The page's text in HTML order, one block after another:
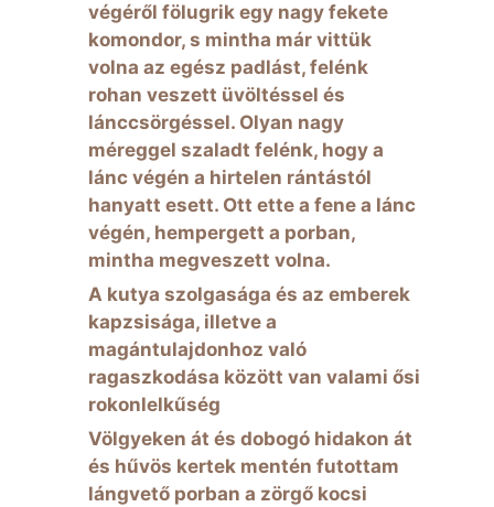
végéről fölugrik egy nagy fekete
komondor, s mintha már vittük
volna az egész padlást, felénk
rohan veszett üvöltéssel és
lánccsörgéssel. Olyan nagy
méreggel szaladt felénk, hogy a
lánc végén a hirtelen rántástól
hanyatt esett. Ott ette a fene a lánc
végén, hempergett a porban,
mintha megveszett volna.
A kutya szolgasága és az emberek
kapzsisága, illetve a
magántulajdonhoz való
ragaszkodása között van valami ősi
rokonlelkűség
Völgyeken át és dobogó hidakon át
és hűvös kertek mentén futottam
lángvető porban a zörgő kocsi